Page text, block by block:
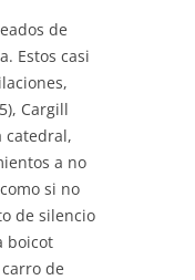
de
Estos casi
Cargill
catedral,
a no
si no
de silencio
boicot
de